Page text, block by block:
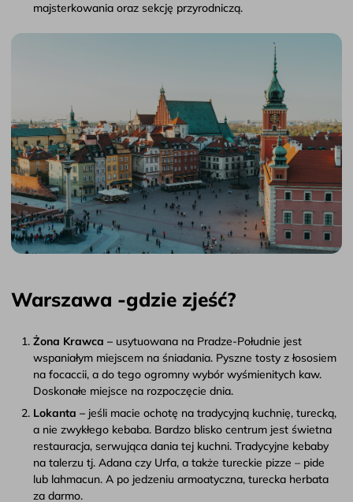
majsterkowania oraz sekcję przyrodniczą.
Warszawa -gdzie zjeść?
Żona Krawca – usytuowana na Pradze-Południe jest
wspaniałym miejscem na śniadania. Pyszne tosty z łososiem
na focaccii, a do tego ogromny wybór wyśmienitych kaw.
Doskonałe miejsce na rozpoczęcie dnia.
Lokanta – jeśli macie ochotę na tradycyjną kuchnię, turecką,
a nie zwykłego kebaba. Bardzo blisko centrum jest świetna
restauracja, serwująca dania tej kuchni. Tradycyjne kebaby
na talerzu tj. Adana czy Urfa, a także tureckie pizze – pide
lub lahmacun. A po jedzeniu armoatyczna, turecka herbata
za darmo.